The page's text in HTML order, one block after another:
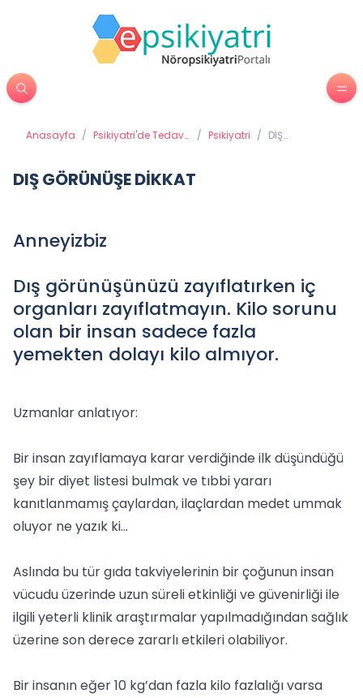
Anasayfa / Psikiyatri'de Tedavi
/ Psikiyatri / DIŞ
DIŞ GÖRÜNÜŞE DİKKAT
Anneyizbiz
Dış görünüşünüzü zayıflatırken iç
organları zayıflatmayın. Kilo sorunu
olan bir insan sadece fazla
yemekten dolayı kilo almıyor.
Uzmanlar anlatıyor:
Bir insan zayıflamaya karar verdiğinde ilk düşündüğü
şey bir diyet listesi bulmak ve tıbbi yararı
kanıtlanmamış çaylardan, ilaçlardan medet ummak
oluyor ne yazık ki...
Aslında bu tür gıda takviyelerinin bir çoğunun insan
vücudu üzerinde uzun süreli etkinliği ve güvenirliği ile
ilgili yeterli klinik araştırmalar yapılmadığından sağlık
üzerine son derece zararlı etkileri olabiliyor.
Bir insanın eğer 10 kg’dan fazla kilo fazlalığı varsa